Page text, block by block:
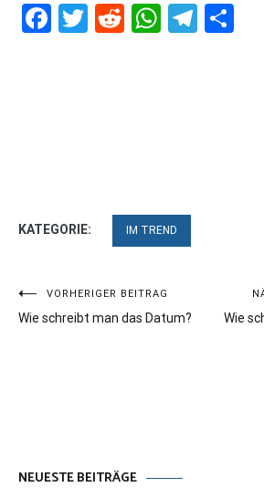
Facebook
Twitter
Reddit
KATEGORIE: IM TREND
Beitragsnavigation
VORHERIGER BEITRAG
Wie schreibt man das Datum?
Wie
NEUESTE BEITRÄGE